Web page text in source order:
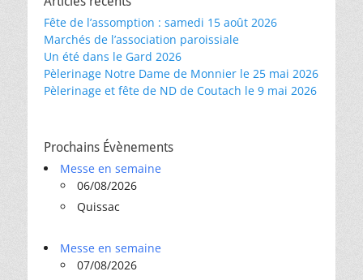
Fête de l’assomption : samedi 15 août 2026
Marchés de l’association paroissiale
Un été dans le Gard 2026
Pèlerinage Notre Dame de Monnier le 25 mai 2026
Pèlerinage et fête de ND de Coutach le 9 mai 2026
Prochains Évènements
Messe en semaine
06/08/2026
Quissac
Messe en semaine
07/08/2026